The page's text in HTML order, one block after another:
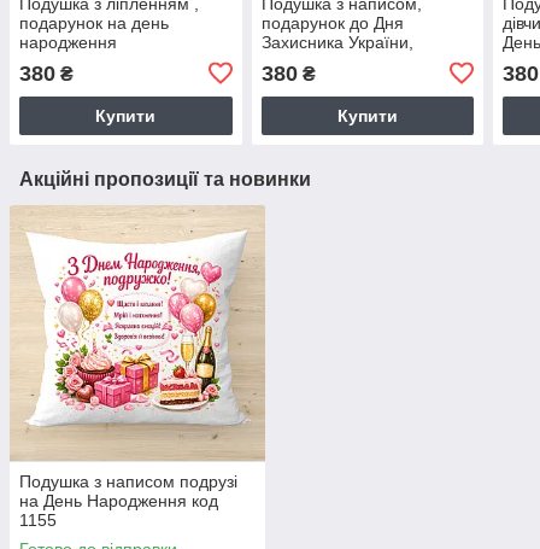
подарунок на день
народження
380 ₴
Купити
подарунок до Дня
Захисника України,
подарунок на 14 жовтня.
Колір подушки - СІРИЙ
380₴
Купити
380
Акційні пропозиції та новинки
Подушка з написом подрузі
на День Народження код
1155